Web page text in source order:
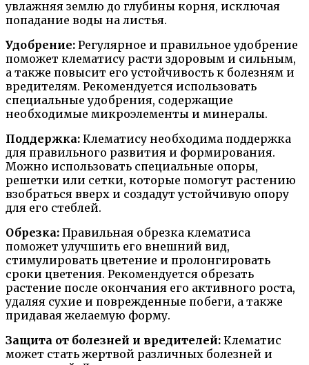
увлажняя землю до глубины корня, исключая
попадание воды на листья.
Удобрение: Регулярное и правильное удобрение
поможет клематису расти здоровым и сильным,
а также повысит его устойчивость к болезням и
вредителям. Рекомендуется использовать
специальные удобрения, содержащие
необходимые микроэлементы и минералы.
Поддержка: Клематису необходима поддержка
для правильного развития и формирования.
Можно использовать специальные опоры,
решетки или сетки, которые помогут растению
взобраться вверх и создадут устойчивую опору
для его стеблей.
Обрезка: Правильная обрезка клематиса
поможет улучшить его внешний вид,
стимулировать цветение и пролонгировать
сроки цветения. Рекомендуется обрезать
растение после окончания его активного роста,
удаляя сухие и поврежденные побеги, а также
придавая желаемую форму.
Защита от болезней и вредителей: Клематис
может стать жертвой различных болезней и